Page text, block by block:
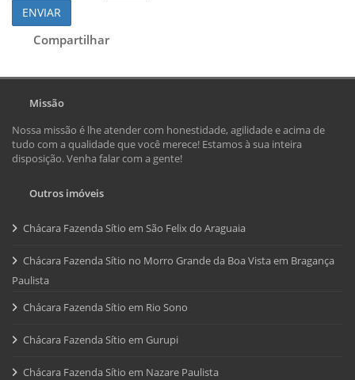
ENVIAR
Compartilhar
Missão
Nossa missão é lhe atender com honestidade, agilidade e acima de
tudo com a qualidade que você merece! Estamos à sua inteira
disposição. Venha falar com a gente!
Outros imóveis
Chácara Fazenda Sítio em São Felix do Araguaia
Chácara Fazenda Sítio no Morro Grande da Boa Vista em Bragança
Paulista
Chácara Fazenda Sítio em Rio Sono
Chácara Fazenda Sítio em Gurupi
Chácara Fazenda Sítio em Nazare Paulista